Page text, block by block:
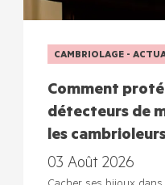
CAMBRIOLAGE -
Comment
détecteurs de
les
03 Août 2026